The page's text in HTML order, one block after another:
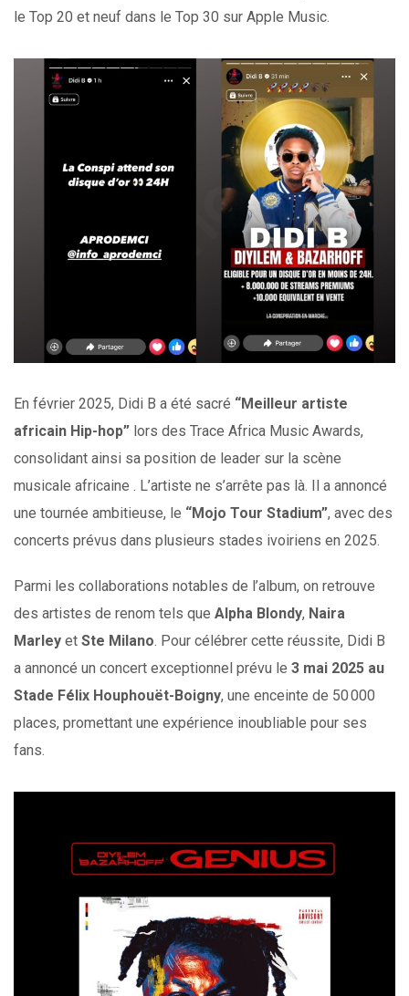
le Top 20 et neuf dans le Top 30 sur Apple Music.​
En février 2025, Didi B a été sacré “Meilleur artiste
africain Hip-hop” lors des Trace Africa Music Awards,
consolidant ainsi sa position de leader sur la scène
musicale africaine . L’artiste ne s’arrête pas là. Il a annoncé
une tournée ambitieuse, le “Mojo Tour Stadium”, avec des
concerts prévus dans plusieurs stades ivoiriens en 2025.
Parmi les collaborations notables de l’album, on retrouve
des artistes de renom tels que Alpha Blondy, Naira
Marley et Ste Milano. Pour célébrer cette réussite, Didi B
a annoncé un concert exceptionnel prévu le 3 mai 2025 au
Stade Félix Houphouët-Boigny, une enceinte de 50 000
places, promettant une expérience inoubliable pour ses
fans.